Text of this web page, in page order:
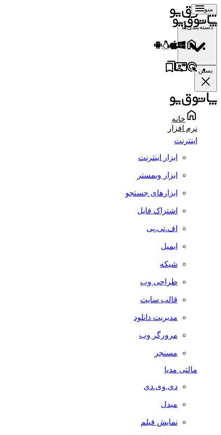
منو
دسته‌بندی‌ها
بستن
خانه
نرم افزار
اینترنت
ابزار اینترنت
ابزار وبمستر
ابزارهای جستجو
اشتراک فایل
اف.تی.پی
ایمیل
شبکه
طراحی وب
قالب سایت
مدیریت دانلود
مرورگر وب
مسنجر
مالتی مدیا
دی.وی.دی
مبدل
نمایش فیلم